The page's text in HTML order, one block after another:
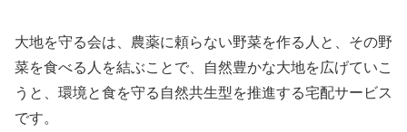
大地を守る会は、農薬に頼らない野菜を作る人と、その野
菜を食べる人を結ぶことで、自然豊かな大地を広げていこ
うと、環境と食を守る自然共生型を推進する宅配サービス
です。